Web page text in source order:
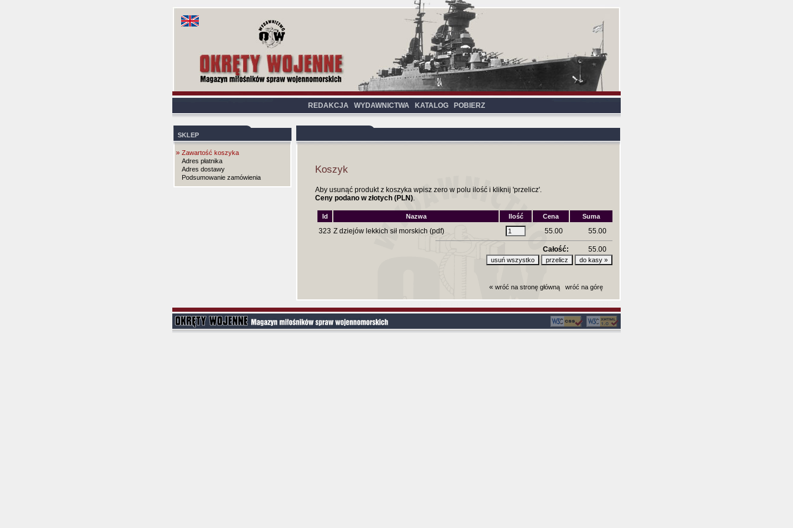
REDAKCJA WYDAWNICTWA KATALOG POBIERZ
SKLEP
» Zawartość koszyka
Adres płatnika
Adres dostawy
Podsumowanie zamówienia
Koszyk
Aby usunąć produkt z koszyka wpisz zero w polu ilość i kliknij 'przelicz'.
Ceny podano w złotych (PLN).
Id Nazwa Ilość Cena Suma
323 Z dziejów lekkich sił morskich (pdf) 55.00 55.00
Całość: 55.00
« wróć na stronę główną wróć na górę